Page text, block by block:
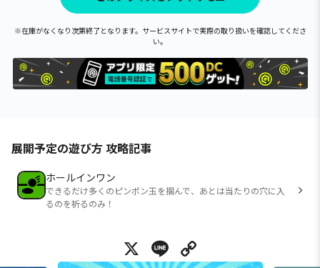
※在庫がなくなり次第終了となります。サービスサイトで実際の取り扱いを確認してくださ
い。
展開予定の遊び方 攻略記事
ホールインワン
できるだけ多くのピンポン玉を掴んで、あとは当たりの穴に入
るのを祈るのみ！
X Line